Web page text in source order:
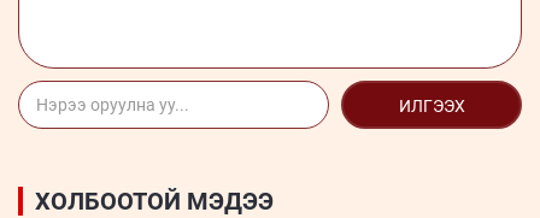
ИЛГЭЭХ
ХОЛБООТОЙ МЭДЭЭ